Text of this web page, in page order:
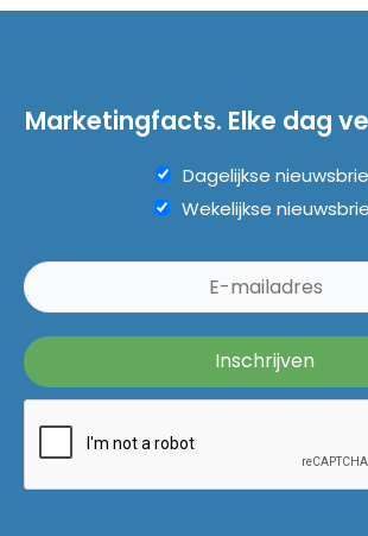
Marketingfacts. Elke dag
Dagelijkse
Wekelijkse